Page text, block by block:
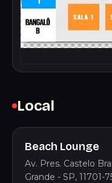
Local
Beach Lounge
Av. Pres. Castelo
Grande - SP, 11701-